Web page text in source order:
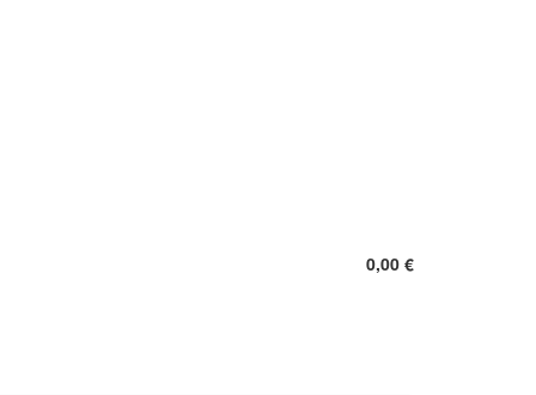
0,00 €